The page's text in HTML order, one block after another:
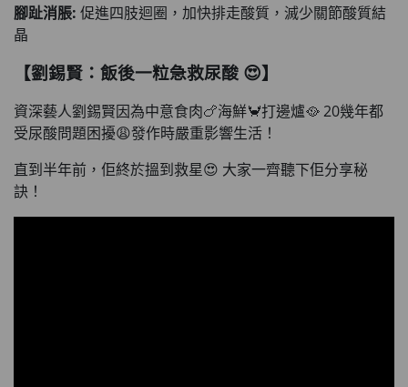
腳趾消脹: 促進四肢迴圈，加快排走酸質，滅少關節酸質結
晶
【劉錫賢：飯後一粒急救尿酸 😍】
資深藝人劉錫賢因為中意食肉🍗海鮮🦀打邊爐🥘 20幾年都
受尿酸問題困擾😩發作時嚴重影響生活！
直到半年前，佢終於搵到救星😍 大家一齊聽下佢分享秘
訣！